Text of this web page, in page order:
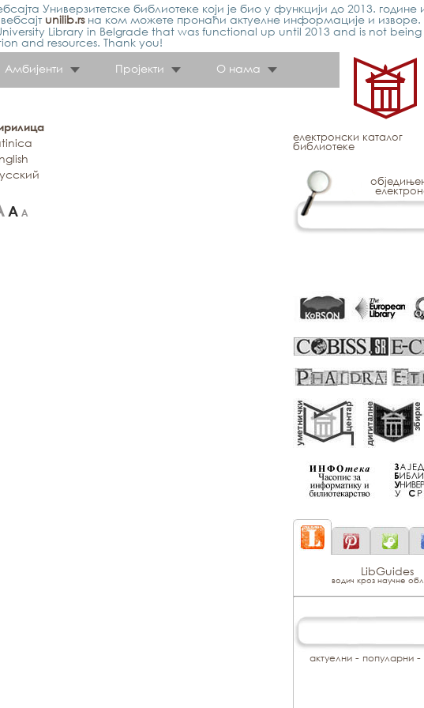
Универзитетске библиотеке који је био у функцији до 2013. године
unilib.rsна ком можете пронаћи актуелне информације и изворе.
Library in Belgrade that was functional up until 2013 and is not
and resources. Thank you!
Амбијенти Пројекти О нама
електронски каталог
библиотеке